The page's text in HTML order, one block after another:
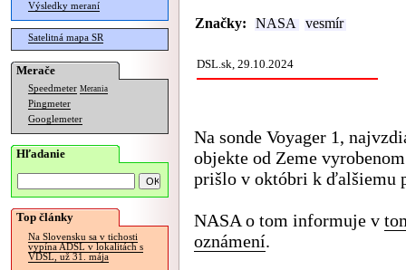
Výsledky meraní
Satelitná mapa SR
Merače
Speedmeter Merania
Pingmeter
Googlemeter
Hľadanie
Top články
Na Slovensku sa v tichosti
vypína ADSL v lokalitách s
VDSL, už 31. mája
Značky: NASA vesmír
DSL.sk, 29.10.2024
Na sonde Voyager 1,
objekte od Zeme
prišlo v októbri k ďalšiemu
NASA o tom informuje v
oznámení.